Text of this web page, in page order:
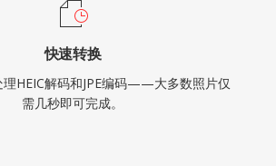
快速转换
理HEIC解码和JPE编码——大多数照片仅
需几秒即可完成。